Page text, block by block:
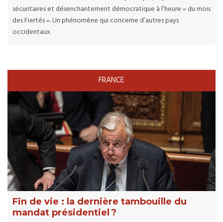
sécuritaires et désenchantement démocratique à l’heure « du mois
des Fiertés ». Un phénomène qui concerne d’autres pays
occidentaux.
FRANCE
Fin de vie : la dernière tambouille du
mandat présidentiel ?